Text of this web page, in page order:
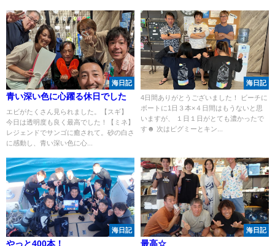
海日記
青い深い色に心躍る休日でした
エビがたくさん見られました。【スギ】
今日は透明度も良く最高でした！【ミネ】
レジェンドでサンゴに癒されて。砂の白さ
に感動し、青い深い色に心...
海日記
4日間ありがとうございました！ ビーチに
ボートに1日３本×４日間はもうないと思
いますが、 １日１日がとても濃かったで
す☻ 次はピグミーとキン...
海日記
やっと400本！
海日記
最高☆